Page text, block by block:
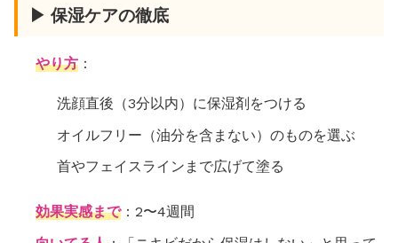
▶ 保湿ケアの徹底
やり方 ：
洗顔直後（3分以内）に保湿剤をつける
オイルフリー（油分を含まない）のものを選ぶ
首やフェイスラインまで広げて塗る
効果実感まで：2〜4週間